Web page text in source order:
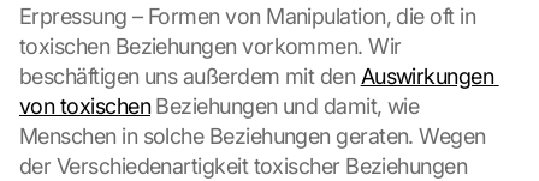
Erpressung – Formen von Manipulation, die oft in
toxischen Beziehungen vorkommen. Wir
beschäftigen uns außerdem mit den Auswirkungen
von toxischen Beziehungen und damit, wie
Menschen in solche Beziehungen geraten. Wegen
der Verschiedenartigkeit toxischer Beziehungen
e
l
o
a
d
i
n